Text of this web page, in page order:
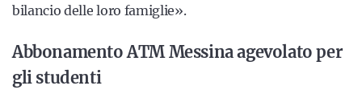
bilancio delle loro famiglie».
Abbonamento ATM Messina agevolato per
gli studenti